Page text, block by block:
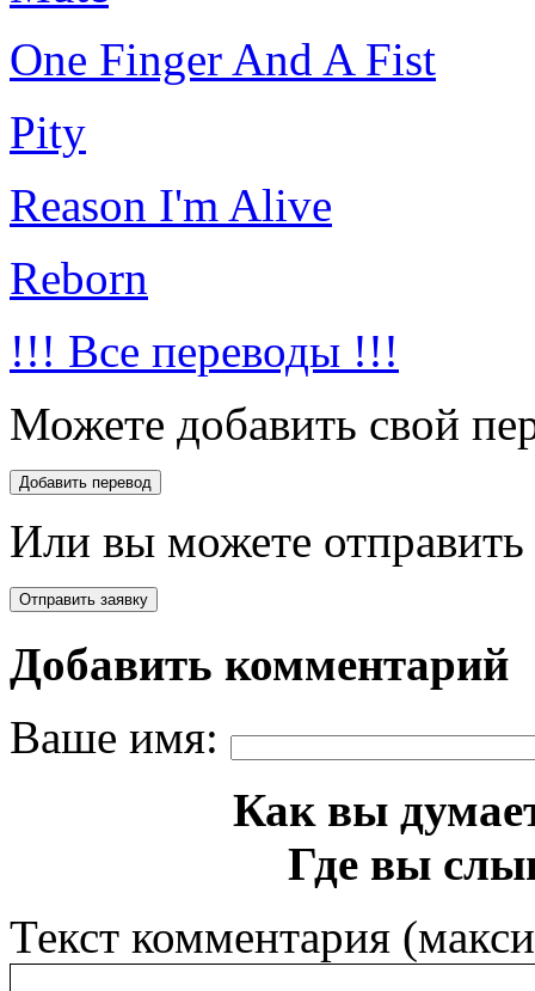
One Finger And A Fist
Pity
Reason I'm Alive
Reborn
!!! Все переводы !!!
Можете добавить свой
Или вы можете отправить
Добавить комментарий
Ваше имя:
Как вы
Где вы
Текст комментария